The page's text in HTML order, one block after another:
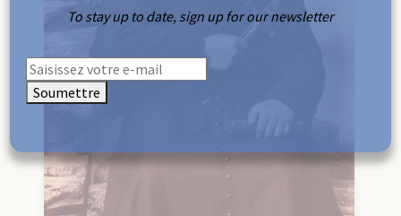
To stay up to date, sign up for our newsletter
Soumettre